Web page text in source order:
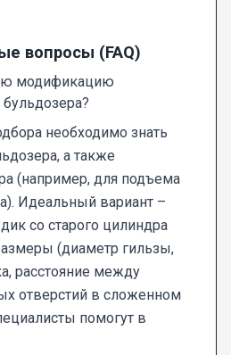
вопросы (FAQ)
модификацию
необходимо знать
а также
(например, для подъема
Идеальный вариант –
со старого цилиндра
(диаметр гильзы,
расстояние между
отверстий в сложенном
помогут в